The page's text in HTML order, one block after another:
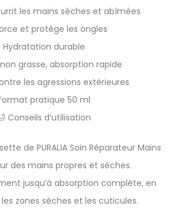
les mains sèches et abîmées
et protège les ongles
Hydratation durable
grasse, absorption rapide
les agressions extérieures
pratique 50 ml
Conseils d’utilisation
de PURALIA Soin Réparateur Mains
des mains propres et sèches.
jusqu’à absorption complète, en
zones sèches et les cuticules.